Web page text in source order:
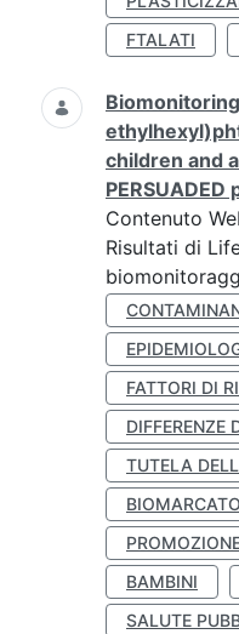
FTALATI
children and
PERSUADED
Contenuto
Risultati di
FATTORI DI
DIFFERENZE
TUTELA
BAMBINI
SALUTE